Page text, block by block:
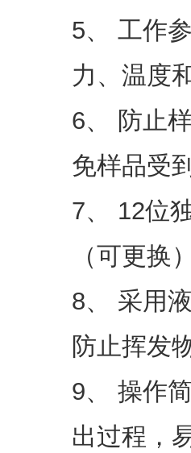
5、 工作
力、温度
6、 防止
免样品受
7、 12位
（可更换
8、 采用
防止挥发
9、 操作
出过程，